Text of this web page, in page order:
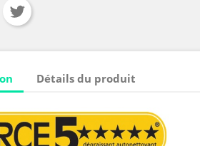
Détails du produit